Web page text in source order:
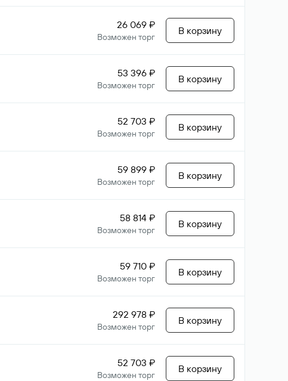
26 069 ₽
Возможен торг
В корзину
53 396 ₽
Возможен торг
В корзину
52 703 ₽
Возможен торг
В корзину
59 899 ₽
Возможен торг
В корзину
58 814 ₽
Возможен торг
В корзину
59 710 ₽
Возможен торг
В корзину
292 978 ₽
Возможен торг
В корзину
52 703 ₽
Возможен торг
В корзину